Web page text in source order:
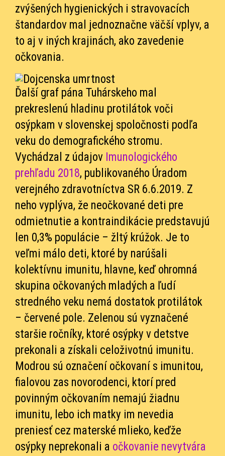
zvýšených hygienických i stravovacích
štandardov mal jednoznačne väčší vplyv, a
to aj v iných krajinách, ako zavedenie
očkovania.
Ďalší graf pána Tuhárskeho mal
prekreslenú hladinu protilátok voči
osýpkam v slovenskej spoločnosti podľa
veku do demografického stromu.
Vychádzal z údajov Imunologického
prehľadu 2018, publikovaného Úradom
verejného zdravotníctva SR 6.6.2019. Z
neho vyplýva, že neočkované deti pre
odmietnutie a kontraindikácie predstavujú
len 0,3% populácie – žltý krúžok. Je to
veľmi málo deti, ktoré by narúšali
kolektívnu imunitu, hlavne, keď ohromná
skupina očkovaných mladých a ľudí
stredného veku nemá dostatok protilátok
– červené pole. Zelenou sú vyznačené
staršie ročníky, ktoré osýpky v detstve
prekonali a získali celoživotnú imunitu.
Modrou sú označení očkovaní s imunitou,
fialovou zas novorodenci, ktorí pred
povinným očkovaním nemajú žiadnu
imunitu, lebo ich matky im nevedia
preniesť cez materské mlieko, keďže
osýpky neprekonali a očkovanie nevytvára